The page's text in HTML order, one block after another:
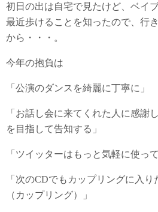
初日の出は自宅で見たけど、ベイ
最近歩けることを知ったので、行
から・・・。
今年の抱負は
「公演のダンスを綺麗に丁寧に」
「お話し会に来てくれた人に感謝
を目指して告知する」
「ツイッターはもっと気軽に使って
「次のCDでもカップリングに入
（カップリング）」